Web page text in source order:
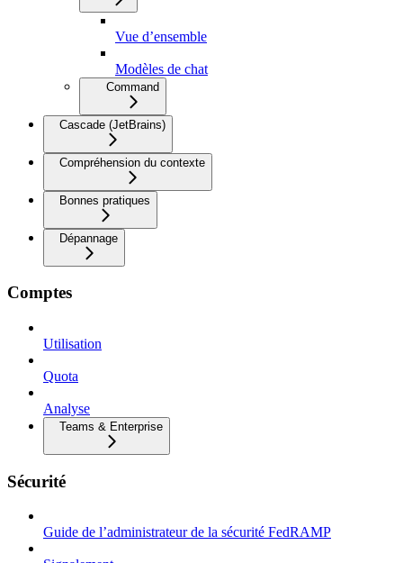
Vue d’ensemble
Modèles de chat
Command
Cascade (JetBrains)
Compréhension du contexte
Bonnes pratiques
Dépannage
Comptes
Utilisation
Quota
Analyse
Teams & Enterprise
Sécurité
Guide de l’administrateur de la sécurité FedRAMP